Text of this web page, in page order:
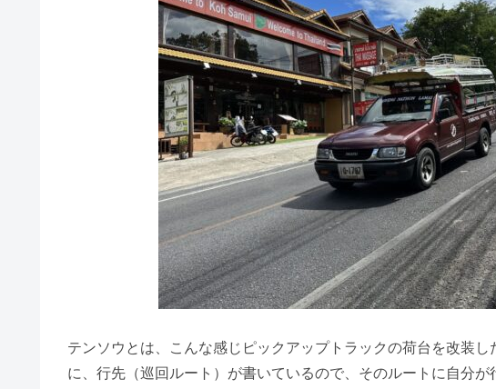
テンソウとは、こんな感じピックアップトラックの荷台を改装
に、行先（巡回ルート）が書いているので、そのルートに自分